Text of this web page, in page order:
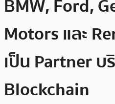
BMW, Ford,
Motors และ
เป็น Partner
Blockchain